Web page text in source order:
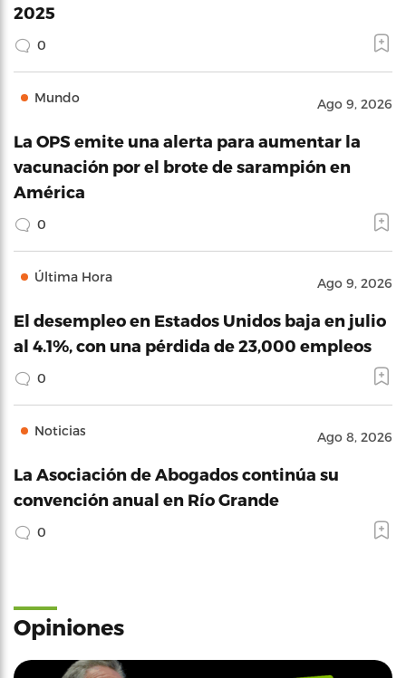
2025
0
Mundo Ago 9, 2026
La OPS emite una alerta para aumentar la
vacunación por el brote de sarampión en
América
0
Última Hora Ago 9, 2026
El desempleo en Estados Unidos baja en julio
al 4.1%, con una pérdida de 23,000 empleos
0
Noticias Ago 8, 2026
La Asociación de Abogados continúa su
convención anual en Río Grande
0
Opiniones